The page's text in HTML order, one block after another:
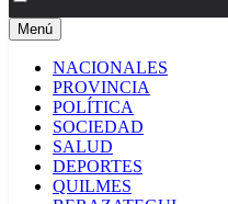
Menú
NACIONALES
PROVINCIA
POLÍTICA
SOCIEDAD
SALUD
DEPORTES
QUILMES